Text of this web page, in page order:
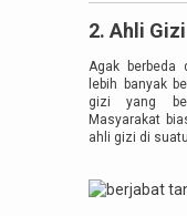
2. Ahli Gizi
Agak berbeda
lebih banyak
gizi yang
Masyarakat
ahli gizi di